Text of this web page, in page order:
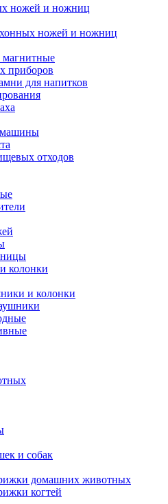
ножей и ножниц
ножей и ножниц
магнитные
приборов
для напитков
машины
отходов
колонки
и колонки
и собак
домашних животных
когтей